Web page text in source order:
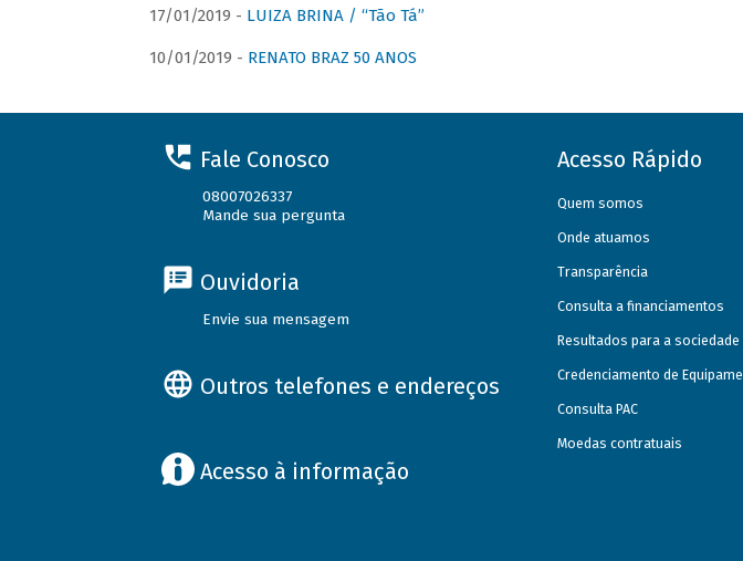
17/01/2019 - LUIZA BRINA / “Tão Tá”
10/01/2019 - RENATO BRAZ 50 ANOS
Fale Conosco
08007026337
Mande sua pergunta
Ouvidoria
Envie sua mensagem
Outros telefones e endereços
Acesso à informação
Acesso Rápido
Quem somos
Onde atuamos
Transparência
Consulta a financiamentos
Resultados para a sociedade
Credenciamento de
Consulta PAC
Moedas contratuais